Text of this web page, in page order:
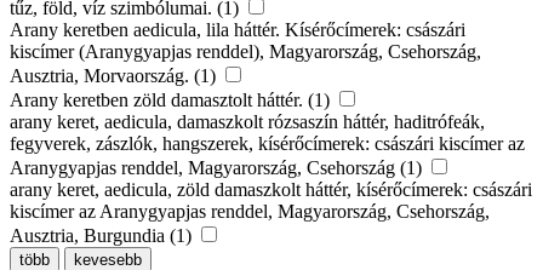
tűz, föld, víz szimbólumai. (1)
Arany keretben aedicula, lila háttér. Kísérőcímerek: császári
kiscímer (Aranygyapjas renddel), Magyarország, Csehország,
Ausztria, Morvaország. (1)
Arany keretben zöld damasztolt háttér. (1)
arany keret, aedicula, damaszkolt rózsaszín háttér, haditrófeák,
fegyverek, zászlók, hangszerek, kísérőcímerek: császári kiscímer az
Aranygyapjas renddel, Magyarország, Csehország (1)
arany keret, aedicula, zöld damaszkolt háttér, kísérőcímerek: császári
kiscímer az Aranygyapjas renddel, Magyarország, Csehország,
Ausztria, Burgundia (1)
több kevesebb